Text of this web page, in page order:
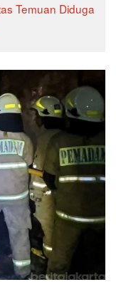
Temuan Diduga